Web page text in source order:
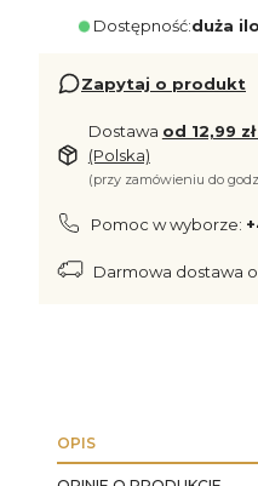
Dostępność:duża
Zapytaj o produkt
Dostawa od 12,99 zł
(Polska)
(przy zamówieniu do
Pomoc w wyborze:
Darmowa dostawa
OPIS